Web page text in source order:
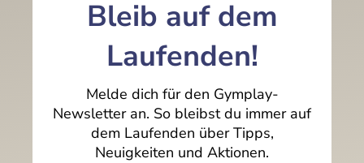
Bleib auf dem
Laufenden!
Melde dich für den Gymplay-
Newsletter an. So bleibst du immer auf
dem Laufenden über Tipps,
Neuigkeiten und Aktionen.